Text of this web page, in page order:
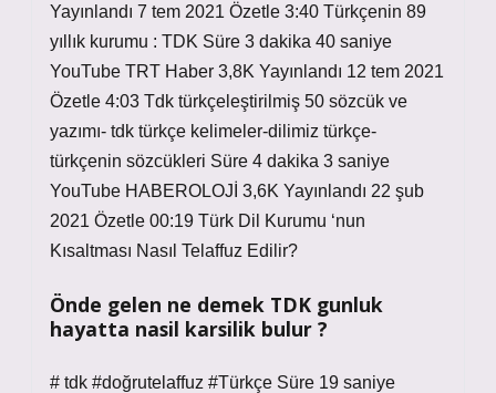
Yayınlandı 7 tem 2021 Özetle 3:40 Türkçenin 89
yıllık kurumu : TDK Süre 3 dakika 40 saniye
YouTube TRT Haber 3,8K Yayınlandı 12 tem 2021
Özetle 4:03 Tdk türkçeleştirilmiş 50 sözcük ve
yazımı- tdk türkçe kelimeler-dilimiz türkçe-
türkçenin sözcükleri Süre 4 dakika 3 saniye
YouTube HABEROLOJİ 3,6K Yayınlandı 22 şub
2021 Özetle 00:19 Türk Dil Kurumu ‘nun
Kısaltması Nasıl Telaffuz Edilir?
Önde gelen ne demek TDK gunluk
hayatta nasil karsilik bulur ?
# tdk #doğrutelaffuz #Türkçe Süre 19 saniye